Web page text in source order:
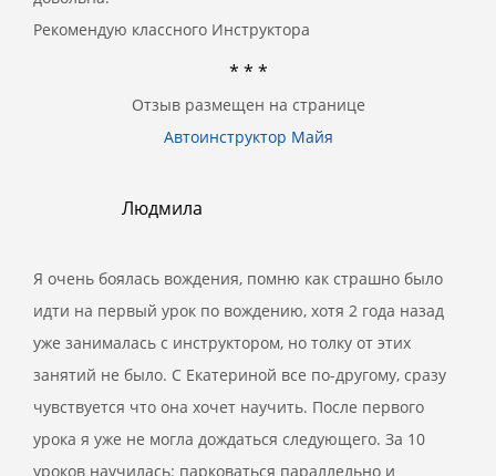
Рекомендую классного Инструктора
* * *
Отзыв размещен на странице
Автоинструктор Майя
Людмила
Я очень боялась вождения, помню как страшно было
идти на первый урок по вождению, хотя 2 года назад
уже занималась с инструктором, но толку от этих
занятий не было. С Екатериной все по-другому, сразу
чувствуется что она хочет научить. После первого
урока я уже не могла дождаться следующего. За 10
уроков научилась: парковаться параллельно и